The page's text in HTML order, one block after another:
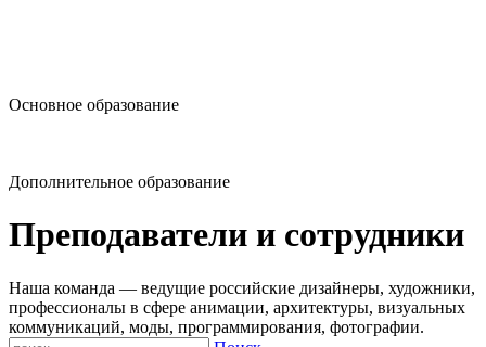
Основное образование
Дополнительное образование
Преподаватели и сотрудники
Наша команда — ведущие российские дизайнеры, художники,
профессионалы в сфере анимации, архитектуры, визуальных
коммуникаций, моды, программирования, фотографии.